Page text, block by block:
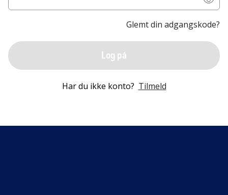
Glemt din adgangskode?
Log på
Har du ikke konto? Tilmeld